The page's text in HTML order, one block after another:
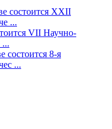
состоится XXII
...
VII Научно-
...
состоится 8-я
...